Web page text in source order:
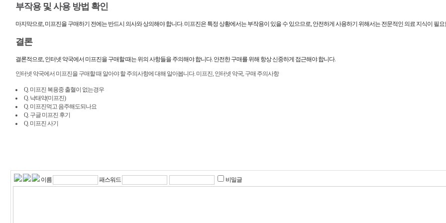
부작용 및 사용 방법 확인
마지막으로, 미프진을 구매하기 전에는 반드시 의사와 상의해야 합니다. 미프진은 특정 상황에서는 부작용이 있을 수 있으므로, 안전하게 사용하기 위해서는 전문적인 의료 지식이 필요
결론
결론적으로, 인터넷 약국에서 미프진을 구매할 때는 위의 사항들을 주의해야 합니다. 안전한 구매를 위해 항상 신중하게 접근해야 합니다.
인터넷 약국에서 미프진을 구매할 때 알아야 할 주의사항에 대해 알아봅니다. 미프진, 인터넷 약국, 구매 주의사항
Q. 미프진 복용중 출혈이 없는경우
Q. 낙태약(미프진)
Q. 미프진먹고 음주해도되나요
Q. 구글 미프진 후기
Q. 미프진 사기
이름 패스워드 비밀글